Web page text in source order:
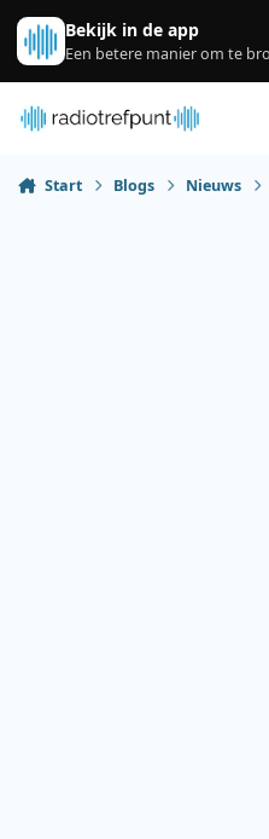
Spring naar bijdragen
Bekijk in de app
Een betere manier om te
Start Blogs Nieuws